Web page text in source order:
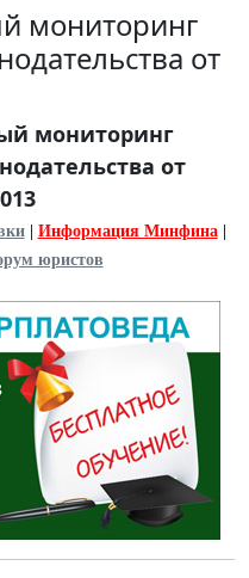
мониторинг
от
мониторинг
от
| Информация Минфина|
юристов